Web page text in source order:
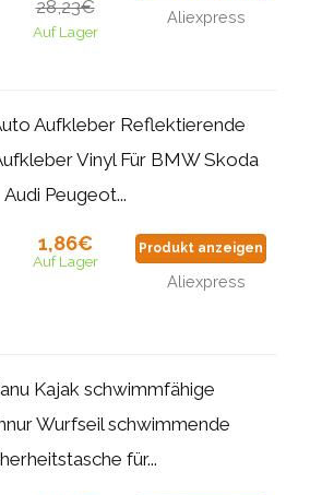
28,23€
Auf Lager
Aliexpress
Aufkleber Reflektierende
Vinyl Für BMW Skoda
Audi Peugeot...
1,86€
Auf Lager
Produkt anzeigen
Aliexpress
Kajak schwimmfähige
Wurfseil schwimmende
für...